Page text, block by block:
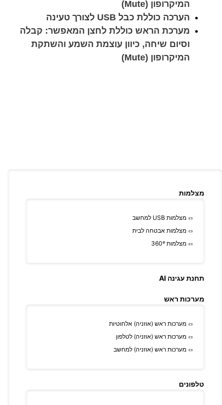
מצלמות
מצלמות USB למחשב
מצלמות אבטחה לבית
מצלמות 360º
תחנת עגינה AI
מערכות ראש
מערכות ראש (אוזניה) אלחוטיות
מערכות ראש (אוזניה) לטלפון
מערכות ראש (אוזניה) למחשב
טלפונים
המיקרופון (Mute)
הערכה כוללת כבל USB לצורך טעינה
מערכת הראש כוללת לחצן המאפשר: קבלה
וסיום שיחה, כיוון עוצמת השמע והשתקת
המיקרופון (Mute)